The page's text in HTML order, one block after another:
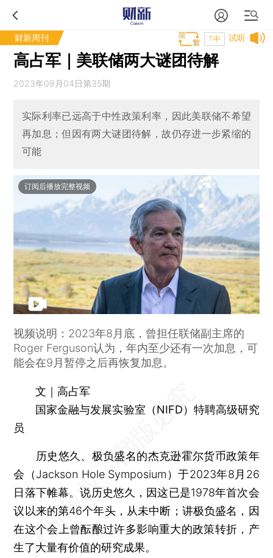
财新周刊 试听
T中
高占军｜美联储两大谜团待解
2023年09月04日第35期
实际利率已远高于中性政策利率，因此美联储不希望
再加息；但因有两大谜团待解，故仍存进一步紧缩的
可能
订阅后播放完整视频
视频说明：2023年8月底，曾担任联储副主席的
Roger Ferguson认为，年内至少还有一次加息，可
能会在9月暂停之后再恢复加息。
文｜高占军
国家金融与发展实验室（NIFD）特聘高级研究
员
历史悠久、极负盛名的杰克逊霍尔货币政策年
会（Jackson Hole Symposium）于2023年8月26
日落下帷幕。说历史悠久，因这已是1978年首次会
议以来的第46个年头，从未中断；讲极负盛名，因
在这个会上曾酝酿过许多影响重大的政策转折，产
生了大量有价值的研究成果。